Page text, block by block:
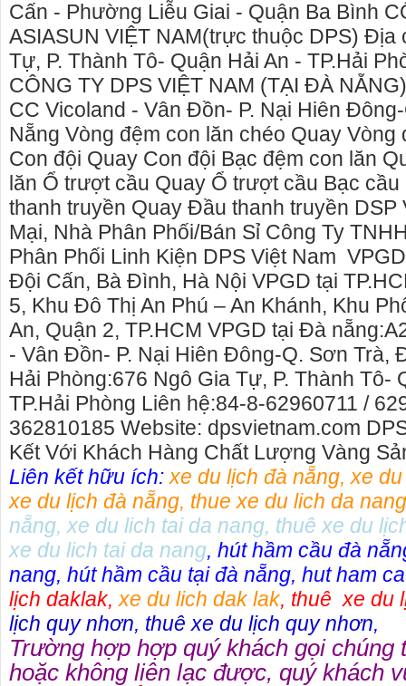
Cấn - Phường Liễu Giai - Quận Ba Bình
ASIASUN VIỆT NAM(trực thuộc DPS) Địa
Tự, P. Thành Tô- Quận Hải An - TP.Hải
CÔNG TY DPS VIỆT NAM (TẠI ĐÀ
CC Vicoland - Vân Đồn- P. Nại Hiên
Nẵng Vòng đệm con lăn chéo Quay Vòng
Con đội Quay Con đội Bạc đệm con lăn
lăn Ổ trượt cầu Quay Ổ trượt cầu Bạc
thanh truyền Quay Đầu thanh truyền DSP
Mại, Nhà Phân Phối/Bán Sỉ​ Công Ty
Phân Phối Linh Kiện DPS Việt Nam
Đội Cấn, Bà Đình, Hà Nội VPGD tại
5, Khu Đô Thị An Phú – An Khánh, Khu
An, Quận 2, TP.HCM VPGD tại Đà
- Vân Đồn- P. Nại Hiên Đông-Q. Sơn Trà,
Hải Phòng:676 Ngô Gia Tự, P. Thành Tô-
TP.Hải Phòng Liên hệ:84-8-62960711 /
362810185 Website: dpsvietnam.com​
Kết Với Khách Hàng Chất Lượng Vàng
Liên kết hữu ích:xe du lịch đà nẵng,xe
xe du lịch đà nẵng, thue xe du lich da nang
nẵng,xe du lich tai da nang, thuê xe du
xe du lich tai da nang, hút hầm cầu đà
nang, hút hầm cầu tại đà nẵng, hut ham
lịch daklak,xe du lich dak lak, thuê xe du
lịch quy nhơn, thuê xe du lịch quy nhơn,
Trường hợp hợp quý khách gọi chúng
hoặc không liên lạc được, quý khách
cho thue xe
phú yên
0387560028
thuê xe máy ở
Cho thuê nhà nguyên căn Phú Yên, chuyên cho
thuê nhà nguyên căn tại Phú Yên
Chúng tôi hiên đang cho thuê nhà nguyên căn
tại Tuy Hòa - Phú Yên.